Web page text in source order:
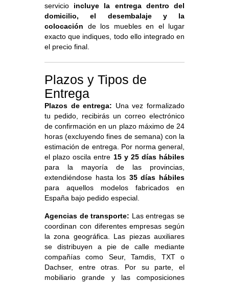
servicio incluye la entrega dentro del
domicilio, el desembalaje y la
colocación de los muebles en el lugar
exacto que indiques, todo ello integrado en
el precio final.
Plazos y Tipos de
Entrega
Plazos de entrega: Una vez formalizado
tu pedido, recibirás un correo electrónico
de confirmación en un plazo máximo de 24
horas (excluyendo fines de semana) con la
estimación de entrega. Por norma general,
el plazo oscila entre 15 y 25 días hábiles
para la mayoría de las provincias,
extendiéndose hasta los 35 días hábiles
para aquellos modelos fabricados en
España bajo pedido especial.
Agencias de transporte: Las entregas se
coordinan con diferentes empresas según
la zona geográfica. Las piezas auxiliares
se distribuyen a pie de calle mediante
compañías como Seur, Tamdis, TXT o
Dachser, entre otras. Por su parte, el
mobiliario grande y las composiciones